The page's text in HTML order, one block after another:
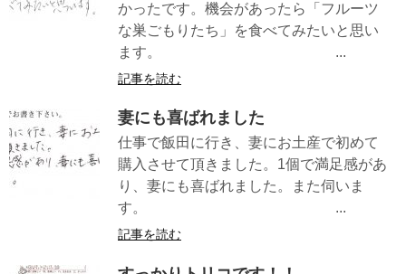
かったです。機会があったら「フルーツ
な巣ごもりたち」を食べてみたいと思い
ます。 ...
記事を読む
妻にも喜ばれました
仕事で飯田に行き、妻にお土産で初めて
購入させて頂きました。1個で満足感があ
り、妻にも喜ばれました。また伺いま
す。 ...
記事を読む